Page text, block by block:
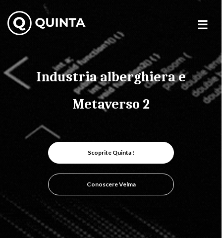
content
Industria alberghiera e
Metaverso 2
Scoprite Quinta !
Conoscere Velma